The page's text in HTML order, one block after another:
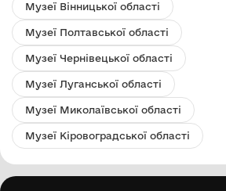
Музеї Вінницької області
Музеї Полтавської області
Музеї Чернівецької області
Музеї Луганської області
Музеї Миколаївської області
Музеї Кіровоградської області